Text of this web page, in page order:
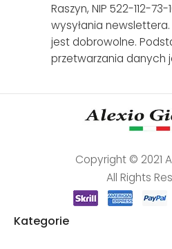
Raszyn, NIP 522-112-
wysyłania
jest dobrowolne.
przetwarzania danych
Copyright © 2021
All Rights
Kategorie